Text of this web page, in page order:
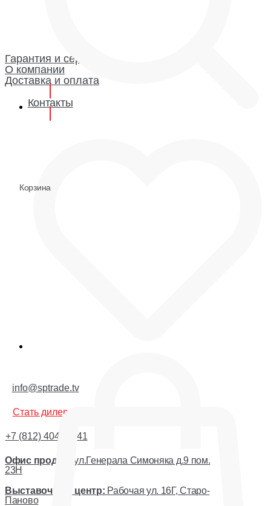
Гарантия и сервис
О компании
Доставка и оплата
Контакты
Корзина
info@sptrade.tv
Стать дилером
+7 (812) 404-44-41
Офис продаж:
ул.Генерала Симоняка д.9 пом.
23Н
Выставочный центр: Рабочая ул. 16Г, Старо-
Паново